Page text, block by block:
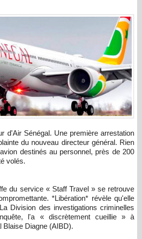
du nouveau directeur général. Rien
destinés au personnel, près de 200
volés.
du service « Staff Travel » se retrouve
*Libération* révèle qu'elle
Division des investigations criminelles
l'a « discrètement cueillie » à
Blaise Diagne (AIBD).